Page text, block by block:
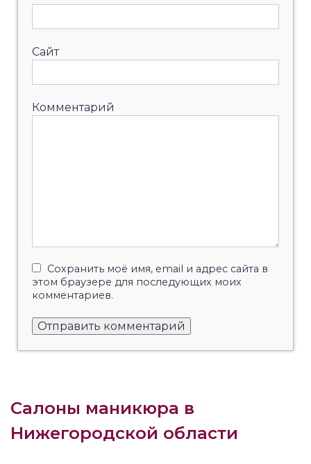
Сайт
Комментарий
Сохранить моё имя, email и адрес сайта в
этом браузере для последующих моих
комментариев.
Салоны маникюра в
Нижегородской области